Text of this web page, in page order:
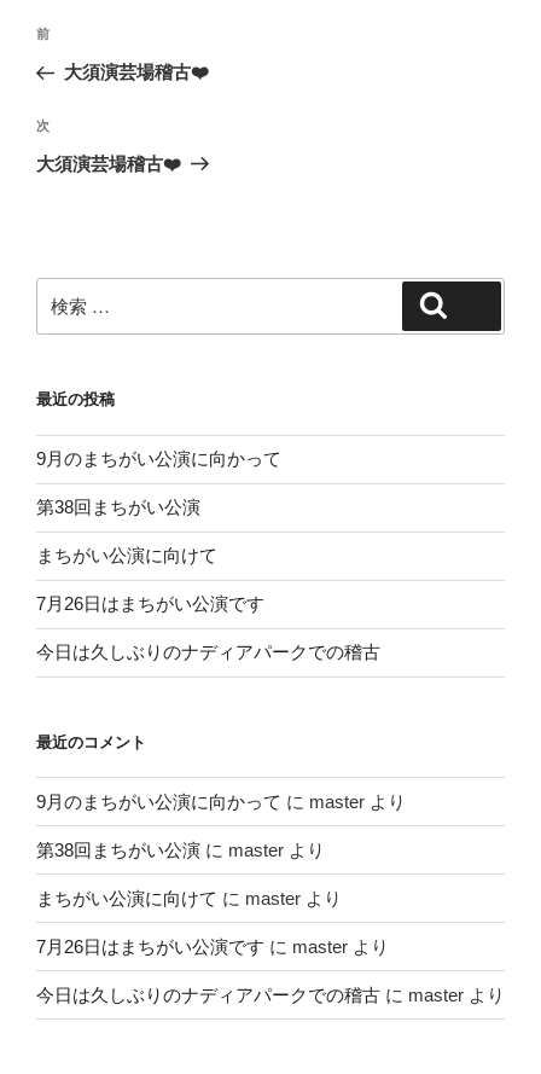
投
ナ
ビ
ゲ
ン
過
去
投
稿
前
大須演芸場稽古❤️
次
の
次
大須演芸場稽古❤️
索:
最近の投稿
9月のまちがい公演に向かって
第38回まちがい公演
まちがい公演に向けて
7月26日はまちがい公演です
今日は久しぶりのナディアパークでの稽古
最近のコメント
9月のまちがい公演に向かって に master より
第38回まちがい公演 に master より
まちがい公演に向けて に master より
7月26日はまちがい公演です に master より
今日は久しぶりのナディアパークでの稽古 に master より